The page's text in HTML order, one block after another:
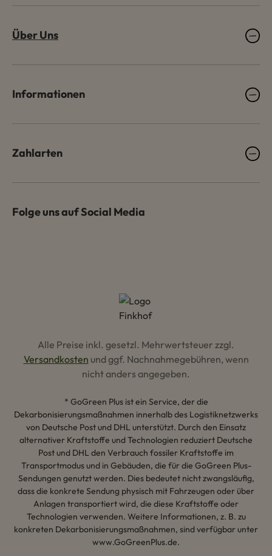
Über Uns
Informationen
Zahlarten
Folge uns auf Social Media
Alle Preise inkl. gesetzl. Mehrwertsteuer zzgl.
Versandkosten und ggf. Nachnahmegebühren, wenn
nicht anders angegeben.
* GoGreen Plus ist ein Service, der die
Dekarbonisierungsmaßnahmen innerhalb des Logistiknetzwerks
von Deutsche Post und DHL unterstützt. Durch den Einsatz
alternativer Kraftstoffe und Technologien reduziert Deutsche
Post und DHL den Verbrauch fossiler Kraftstoffe im
Transportmodus und in Gebäuden, die für die GoGreen Plus-
Sendungen genutzt werden. Dies bedeutet nicht zwangsläufig,
dass die konkrete Sendung physisch mit Fahrzeugen oder über
Anlagen transportiert wird, die diese Kraftstoffe oder
Technologien verwenden. Weitere Informationen, z. B. zu
konkreten Dekarbonisierungsmaßnahmen, sind verfügbar unter
www.GoGreenPlus.de.